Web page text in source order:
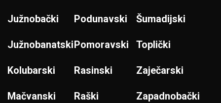
Južnobački
Južnobanatski
Kolubarski
Mačvanski
Podunavski
Pomoravski
Rasinski
Raški
Šumadijski
Toplički
Zaječarski
Zapadnobački